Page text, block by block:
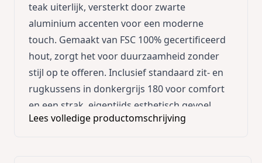
teak uiterlijk, versterkt door zwarte
aluminium accenten voor een moderne
touch. Gemaakt van FSC 100% gecertificeerd
hout, zorgt het voor duurzaamheid zonder
stijl op te offeren. Inclusief standaard zit- en
rugkussens in donkergrijs 180 voor comfort
en een strak, eigentijds esthetisch gevoel.
Lees volledige productomschrijving